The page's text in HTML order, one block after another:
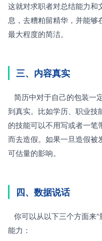
这就对求职者对总结能力和
息，去糟粕留精华，并能够
最大程度的简洁。
三、内容真实
到真实。比如学历、职业技
的技能可以不用写或者一笔
而去造假。如果一旦造假被
可估量的影响。
四、数据说话
能力：